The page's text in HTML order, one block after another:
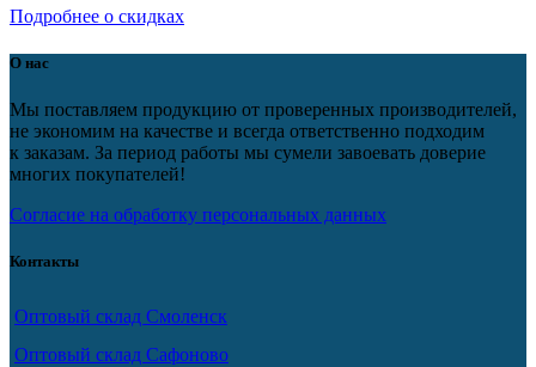
Подробнее о скидках
О нас
Мы поставляем продукцию от проверенных производителей,
не экономим на качестве и всегда ответственно подходим
к заказам. За период работы мы сумели завоевать доверие
многих покупателей!
Согласие на обработку персональных данных
Контакты
Оптовый склад Смоленск
Оптовый склад Сафоново